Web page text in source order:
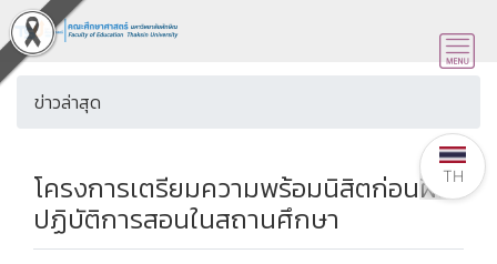
ข่าวล่าสุด
โครงการเตรียมความพร้อมนิสิตก่อนฝึก
ปฏิบัติการสอนในสถานศึกษา
TH